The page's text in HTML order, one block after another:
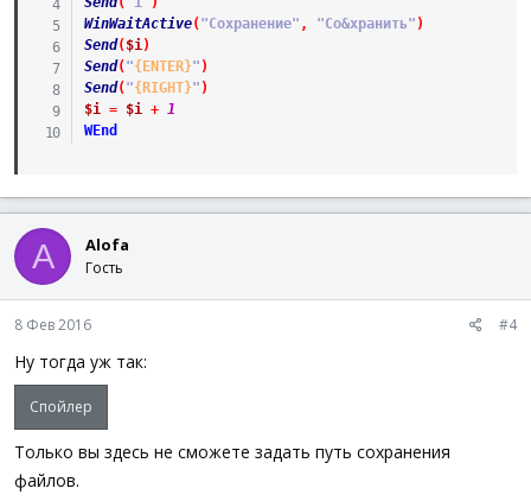
WinWaitActive( "Сохранение" , "Со&хранить" )
Send( $i)
Send( "{ENTER}" )
Send( "{RIGHT}" )
$i = $i + 1
WEnd
A Alofa
Гость
8 Фев 2016 #4
Ну тогда уж так:
Спойлер
Только вы здесь не сможете задать путь сохранения
файлов.